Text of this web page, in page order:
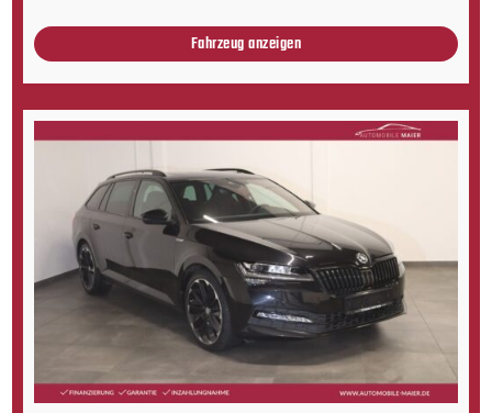
Fahrzeug anzeigen